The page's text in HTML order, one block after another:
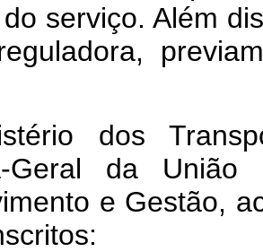
serviço. Além
dos
Geral da
e Gestão,